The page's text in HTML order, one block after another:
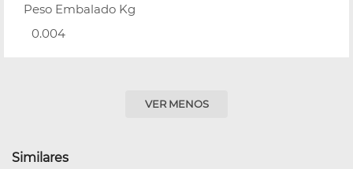
Peso Embalado Kg
0.004
VER MENOS
Similares